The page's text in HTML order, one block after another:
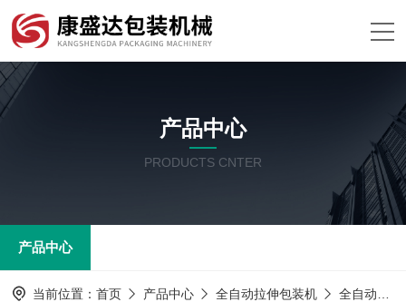
产品中心
PRODUCTS CNTER
产品中心
当前位置： 首页 产品中心 全自动拉伸包装机 全自动拉伸包装机